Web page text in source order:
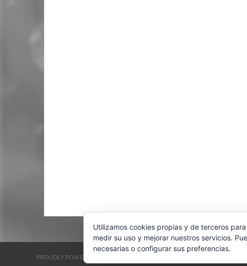
PROUDLY POWERED BY WORDPRESS
Utilizamos cookies propias y de terceros
medir su uso y mejorar nuestros servicios.
necesarias o configurar sus preferencias.